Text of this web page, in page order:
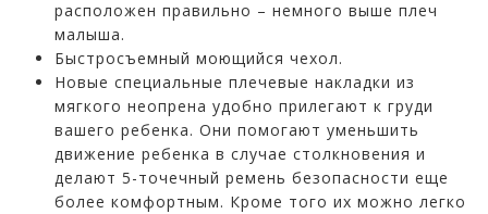
расположен правильно – немного выше плеч
малыша.
Быстросъемный моющийся чехол.
Новые специальные плечевые накладки из
мягкого неопрена удобно прилегают к груди
вашего ребенка. Они помогают уменьшить
движение ребенка в случае столкновения и
делают 5-точечный ремень безопасности еще
более комфортным. Кроме того их можно легко